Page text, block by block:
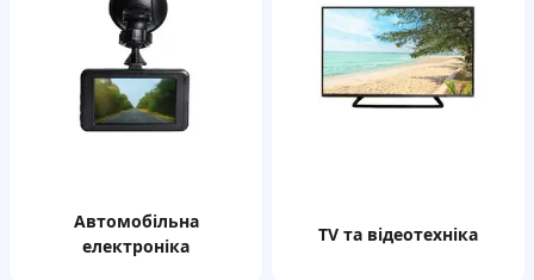
автомобільна
електроніка
TV та відеотехніка